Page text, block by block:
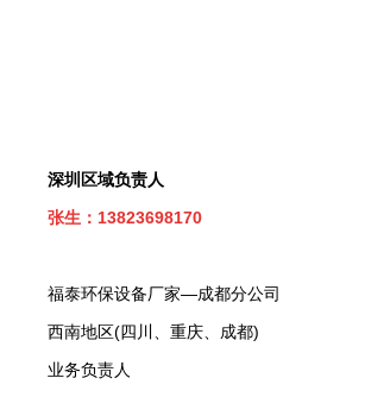
深圳区域负责人
张生：13823698170
福泰环保设备厂家—成都分公司
西南地区(四川、重庆、成都)
业务负责人